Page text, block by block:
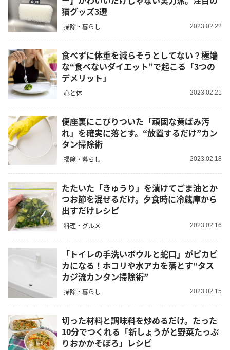
猫グッズ3選
掃除・暮らし 2023.02.22
食べずに体重を減らそうとしてない？極端
な“食べないダイエット”で起こる「3つの
デメリット」
心と体 2023.02.21
便座裏にこびりついた「頑固な黄ばみ汚
れ」を確実に落とす。“放置するだけ”カン
タン掃除術
掃除・暮らし 2023.02.18
たたいた「きゅうり」を漬けてごま油とか
つお節を混ぜるだけ。夕食時に冷蔵庫から
出すだけレシピ
料理・グルメ 2023.02.16
「トイレの手洗いボウルと蛇口」がピカピ
カになる！ホコリや水アカを落とす“タス
カジ流カンタン掃除術”
掃除・暮らし 2023.02.15
切った材料と調味料を炒めるだけ。たった
10分でつくれる「新しょうがと野菜たっぷ
りおかかそぼろ」レシピ